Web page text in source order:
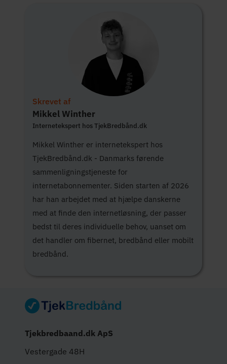
Skrevet af
Mikkel Winther
Internetekspert hos TjekBredbånd.dk
Mikkel Winther er internetekspert hos
TjekBredbånd.dk - Danmarks førende
sammenligningstjeneste for
internetabonnementer. Siden starten af 2026
har han arbejdet med at hjælpe danskerne
med at finde den internetløsning, der passer
bedst til deres individuelle behov, uanset om
det handler om fibernet, bredbånd eller mobilt
bredbånd.
Tjekbredbaand.dk ApS
Vestergade 48H